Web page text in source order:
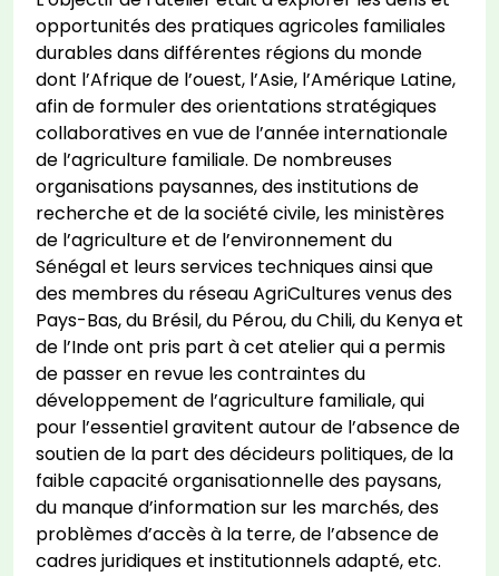
opportunités des pratiques agricoles familiales
durables dans différentes régions du monde
dont l’Afrique de l’ouest, l’Asie, l’Amérique Latine,
afin de formuler des orientations stratégiques
collaboratives en vue de l’année internationale
de l’agriculture familiale. De nombreuses
organisations paysannes, des institutions de
recherche et de la société civile, les ministères
de l’agriculture et de l’environnement du
Sénégal et leurs services techniques ainsi que
des membres du réseau AgriCultures venus des
Pays-Bas, du Brésil, du Pérou, du Chili, du Kenya et
de l’Inde ont pris part à cet atelier qui a permis
de passer en revue les contraintes du
développement de l’agriculture familiale, qui
pour l’essentiel gravitent autour de l’absence de
soutien de la part des décideurs politiques, de la
faible capacité organisationnelle des paysans,
du manque d’information sur les marchés, des
problèmes d’accès à la terre, de l’absence de
cadres juridiques et institutionnels adapté, etc.